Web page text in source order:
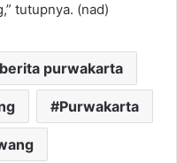
tutupnya. (nad)
purwakarta
Purwakarta